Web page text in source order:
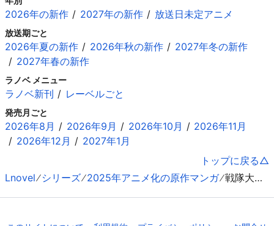
2026年の新作 2027年の新作 放送日未定アニメ
放送期ごと
2026年夏の新作 2026年秋の新作
2027年冬の新作
2027年春の新作
ラノベ メニュー
ラノベ新刊 レーベルごと
発売月ごと
2026年8月 2026年9月 2026年10月
2026年11月
2026年12月
2027年1月
トップに戻る
Lnovel
シリーズ 2025年アニメ化の原作マンガ 戦隊大失格